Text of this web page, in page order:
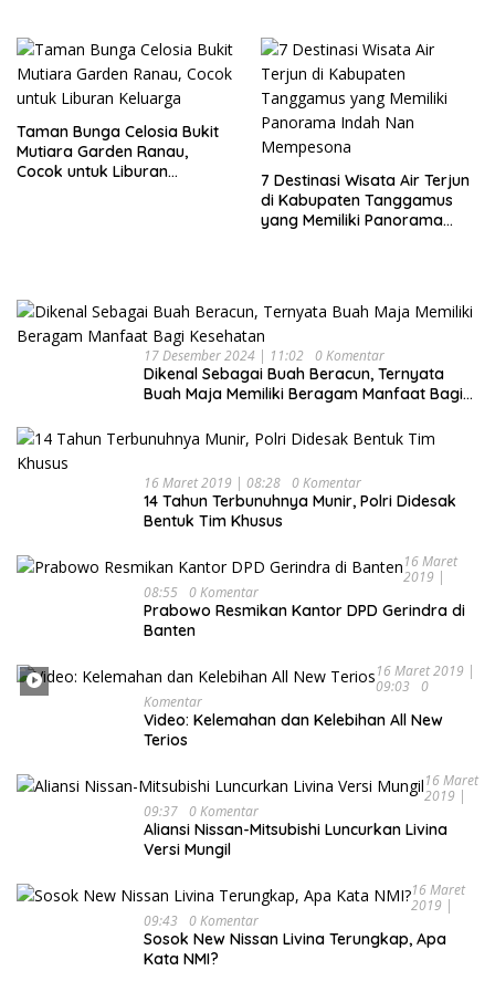
Taman Bunga Celosia Bukit
Mutiara Garden Ranau,
Cocok untuk Liburan
7 Destinasi Wisata Air Terjun
di Kabupaten Tanggamus
yang Memiliki Panorama
17 Desember 2024 | 11:02 0 Komentar
Dikenal Sebagai Buah Beracun, Ternyata
Buah Maja Memiliki Beragam Manfaat Bagi
16 Maret 2019 | 08:28 0 Komentar
14 Tahun Terbunuhnya Munir, Polri Didesak
Bentuk Tim Khusus
16 Maret
2019 |
08:55 0 Komentar
Prabowo Resmikan Kantor DPD Gerindra di
Banten
16 Maret 2019 |
09:03
0
Komentar
Video: Kelemahan dan Kelebihan All New
Terios
16 Maret
2019 |
09:37 0 Komentar
Aliansi Nissan-Mitsubishi Luncurkan Livina
Versi Mungil
16 Maret
2019 |
09:43
0 Komentar
Sosok New Nissan Livina Terungkap, Apa
Kata NMI?